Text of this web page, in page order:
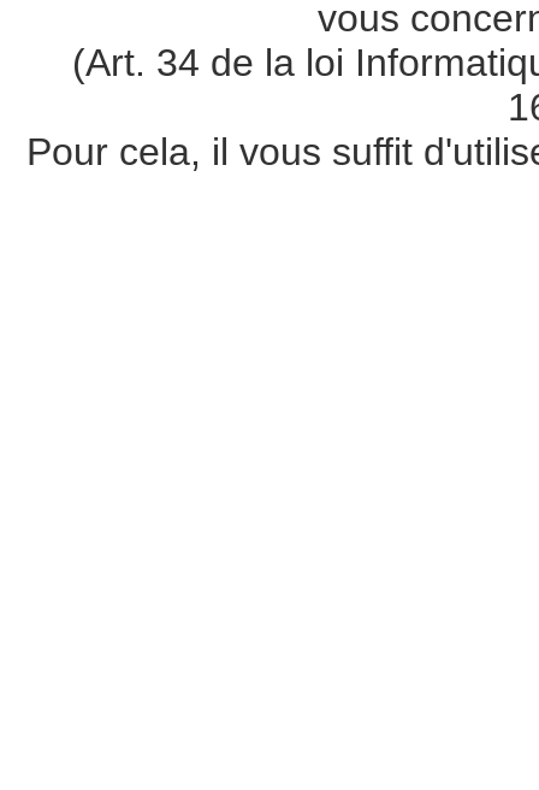
vous
(Art. 34 de la loi
Pour cela, il vous suffit